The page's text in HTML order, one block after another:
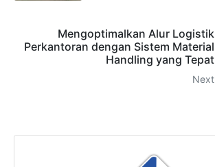
Mengoptimalkan Alur Logistik
Perkantoran dengan Sistem Material
Handling yang Tepat
Next